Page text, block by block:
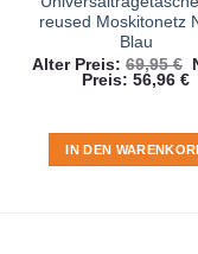
reused Moskitonetz
Blau
Alter Preis: 69,95€
Preis: 56,96 €
IN DEN